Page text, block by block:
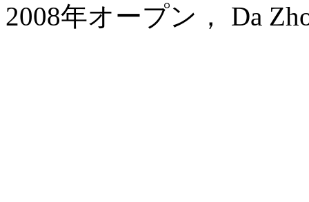
2008年オープン， Da